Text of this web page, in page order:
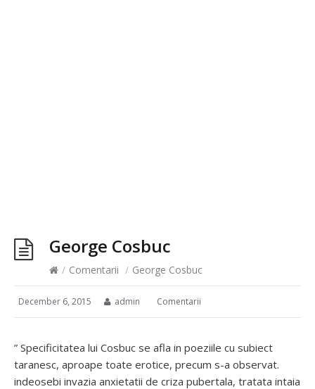
George Cosbuc
/ Comentarii / George Cosbuc
December 6, 2015 admin Comentarii
” Specificitatea lui Cosbuc se afla in poeziile cu subiect
taranesc, aproape toate erotice, precum s-a observat.
indeosebi invazia anxietatii de criza pubertala, tratata intaia